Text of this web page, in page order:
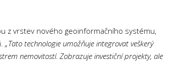
z vrstev nového geoinformačního systému,
„Tato technologie umožňuje integrovat veškerý
nemovitostí. Zobrazuje investiční projekty, ale